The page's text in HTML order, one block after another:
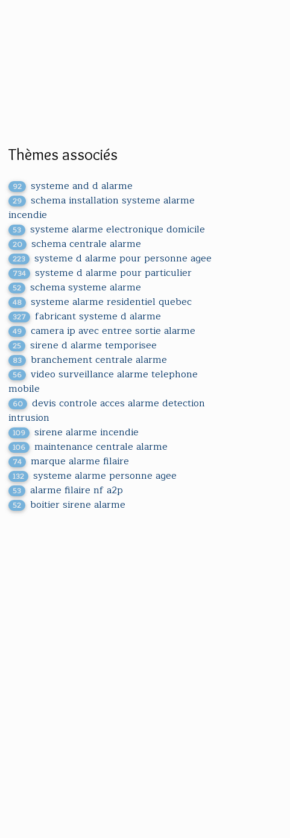
Thèmes associés
92 systeme and d alarme
29
schema installation systeme alarme
incendie
53 systeme alarme electronique domicile
20 schema centrale alarme
223 systeme d alarme pour personne agee
734 systeme d alarme pour particulier
52 schema systeme alarme
48 systeme alarme residentiel quebec
327 fabricant systeme d alarme
49 camera ip avec entree sortie alarme
25 sirene d alarme temporisee
83 branchement centrale alarme
56
video surveillance alarme telephone
mobile
60
devis controle acces alarme detection
intrusion
109 sirene alarme incendie
106 maintenance centrale alarme
74 marque alarme filaire
132 systeme alarme personne agee
53 alarme filaire nf a2p
52 boitier sirene alarme